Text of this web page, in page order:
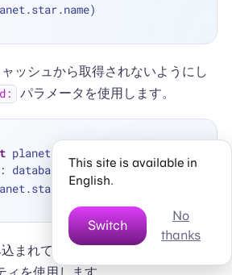
ッシュから取得されないようにし
パラメータを使用します。
planet.
database)
まれているかどうかを確認するに
This site is available in
English.
Switch
No
thanks